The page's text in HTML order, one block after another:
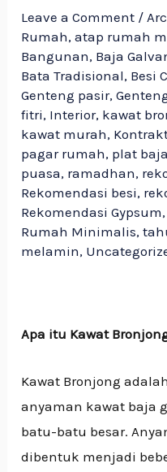
Leave a Comment /
Rumah,atap rumah
Bangunan, Baja
Bata Tradisional, Besi
Genteng pasir,
fitri, Interior, kawat
kawat murah,
pagar rumah, plat
puasa, ramadhan,
Rekomendasi besi,
Rekomendasi Gypsum,
Rumah Minimalis,
melamin,
Apa itu Kawat
Kawat Bronjong
anyaman kawat baja
batu-batu besar.
dibentuk menjadi